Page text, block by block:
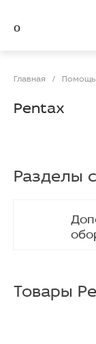
Главная / Помощь
Pentax
Разделы
Товары